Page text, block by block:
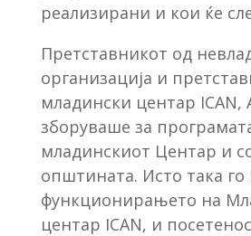
реализирани и кои ќе
Претставникот од
организација и
младински центар ICAN,
зборуваше за
младинскиот Центар и
општината. Исто така го
функционирањето на
центар ICAN, и